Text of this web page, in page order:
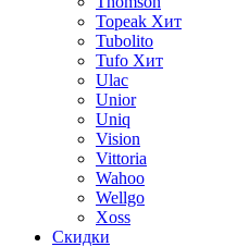
Topeak Хит
Tubolito
Tufo Хит
Ulac
Unior
Uniq
Vision
Vittoria
Wahoo
Wellgo
Xoss
Скидки